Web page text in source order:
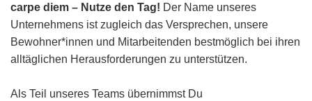
carpe diem – Nutze den Tag! Der Name unseres
Unternehmens ist zugleich das Versprechen, unsere
Bewohner*innen und Mitarbeitenden bestmöglich bei ihren
alltäglichen Herausforderungen zu unterstützen.
Als Teil unseres Teams übernimmst Du